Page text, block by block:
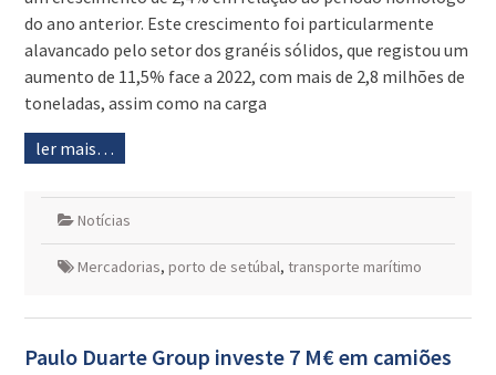
do ano anterior. Este crescimento foi particularmente
alavancado pelo setor dos granéis sólidos, que registou um
aumento de 11,5% face a 2022, com mais de 2,8 milhões de
toneladas, assim como na carga
ler mais…
Notícias
Mercadorias, porto de setúbal, transporte marítimo
Paulo Duarte Group investe 7 M€ em camiões